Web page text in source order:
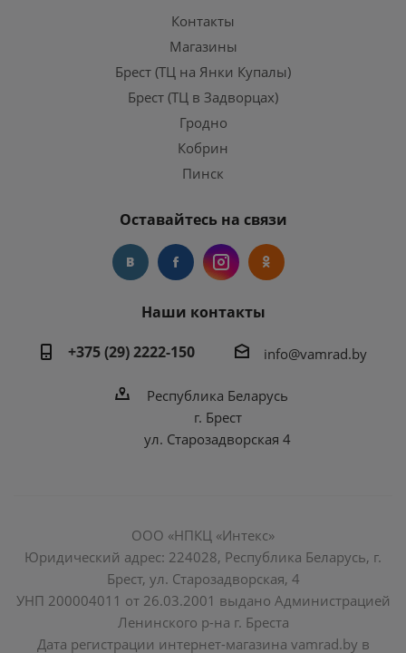
Контакты
Магазины
Брест (ТЦ на Янки Купалы)
Брест (ТЦ в Задворцах)
Гродно
Кобрин
Пинск
Оставайтесь на связи
Наши контакты
+375 (29) 2222-150
info@vamrad.by
Республика Беларусь
г. Брест
ул. Старозадворская 4
ООО «НПКЦ «Интекс»
Юридический адрес: 224028, Республика Беларусь, г.
Брест, ул. Старозадворская, 4
УНП 200004011 от 26.03.2001 выдано Администрацией
Ленинского р-на г. Бреста
Дата регистрации интернет-магазина vamrad.by в